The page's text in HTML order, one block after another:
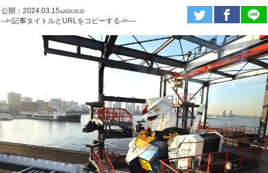
公開：2024.03.15ಇ2024.03.20
--✄記事タイトルとURLをコピーする-✄—